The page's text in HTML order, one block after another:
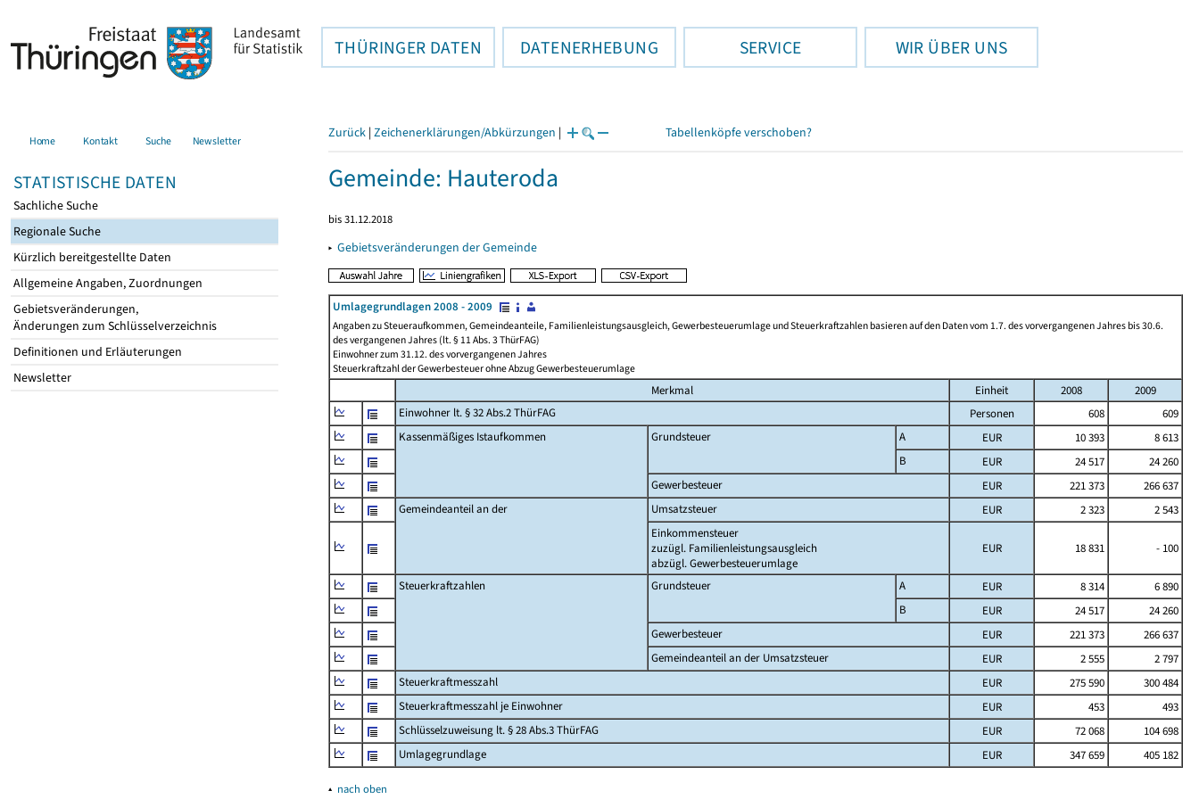
THÜRINGER DATEN DATENERHEBUNG SERVICE WIR ÜBER UNS
Home Kontakt Suche Newsletter
STATISTISCHE DATEN
Sachliche Suche
Regionale Suche
Kürzlich bereitgestellte Daten
Allgemeine Angaben, Zuordnungen
Gebietsveränderungen,
Änderungen zum Schlüsselverzeichnis
Definitionen und Erläuterungen
Newsletter
Zurück | Zeichenerklärungen/Abkürzungen | Tabellenköpfe verschoben?
Gemeinde: Hauteroda
bis 31.12.2018
▸ Gebietsveränderungen der Gemeinde
Umlagegrundlagen 2008 - 2009
Angaben zu Steueraufkommen, Gemeindeanteile, Familienleistungsausgleich, Gewerbesteuerumlage und Steuerkraftzahlen basieren auf den Daten vom 1.7. des vorvergangenen Jahres bis 30.6.
des vergangenen Jahres (lt. § 11 Abs. 3 ThürFAG)
Einwohner zum 31.12. des vorvergangenen Jahres
Steuerkraftzahl der Gewerbesteuer ohne Abzug Gewerbesteuerumlage
Merkmal Einheit 2008
2009
Einwohner lt. § 32 Abs.2 ThürFAG
Personen 608
609
Kassenmäßiges Istaufkommen
Grundsteuer A EUR 10 393
8 613
B
EUR 24 517
24 260
Gewerbesteuer
EUR 221 373
266 637
Gemeindeanteil an der
Umsatzsteuer EUR 2 323
2 543
Einkommensteuer
zuzügl. Familienleistungsausgleich
abzügl. Gewerbesteuerumlage
EUR 18 831 - 100
Steuerkraftzahlen Grundsteuer A EUR 8 314
6 890
B
EUR 24 517
24 260
Gewerbesteuer
EUR 221 373
266 637
Gemeindeanteil an der Umsatzsteuer
EUR 2 555
2 797
Steuerkraftmesszahl
EUR 275 590
300 484
Steuerkraftmesszahl je Einwohner
EUR 453
493
Schlüsselzuweisung lt. § 28 Abs.3 ThürFAG
EUR 72 068
104 698
Umlagegrundlage
EUR 347 659 405 182
▴ nach oben